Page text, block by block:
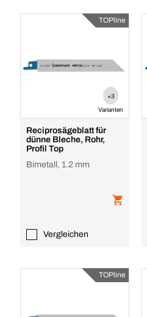
TOPline
+3
Varianten
Reciprosägeblatt für
dünne Bleche, Rohr,
Profil Top
Bimetall, 1.2 mm
Vergleichen
TOPline